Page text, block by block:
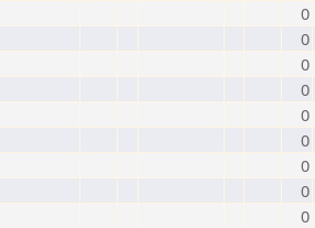
0
0
0
0
0
0
0
0
0